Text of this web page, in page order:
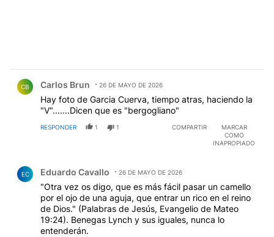
CB Carlos Brun 26 DE MAYO DE 2026
Hay foto de Garcia Cuerva, tiempo atras, haciendo la
"V".......Dicen que es "bergogliano"
RESPONDER 1 1 COMPARTIR
MARCAR
COMO
INAPROPIADO
EC Eduardo Cavallo 26 DE MAYO DE 2026
"Otra vez os digo, que es más fácil pasar un camello
por el ojo de una aguja, que entrar un rico en el reino
de Dios." (Palabras de Jesús, Evangelio de Mateo
19:24). Benegas Lynch y sus iguales, nunca lo
entenderán.